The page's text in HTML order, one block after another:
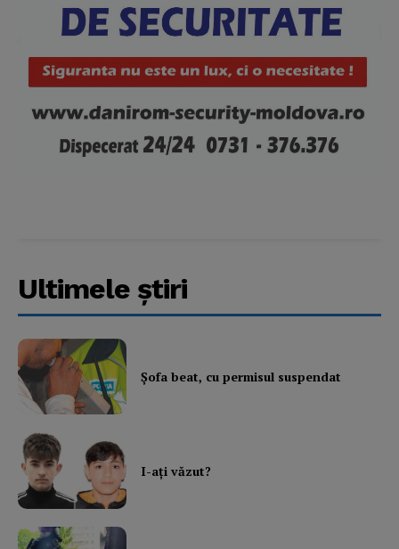
Ultimele ştiri
Şofa beat, cu permisul suspendat
I-aţi văzut?